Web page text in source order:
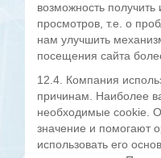
возможность
просмотров, т.е. о
нам улучшить
посещения сайта
12.4. Компания
причинам. Наиболее
необходимые cookie.
значение и помогают
использовать его